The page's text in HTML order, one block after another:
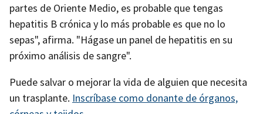
partes de Oriente Medio, es probable que tengas
hepatitis B crónica y lo más probable es que no lo
sepas", afirma. "Hágase un panel de hepatitis en su
próximo análisis de sangre".
Puede salvar o mejorar la vida de alguien que necesita
un trasplante. Inscríbase como donante de órganos,